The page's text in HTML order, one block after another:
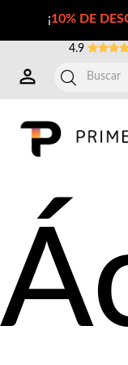
¡10% DE
4.9